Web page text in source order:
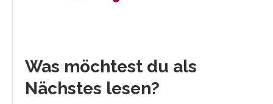
Was möchtest du als
Nächstes lesen?